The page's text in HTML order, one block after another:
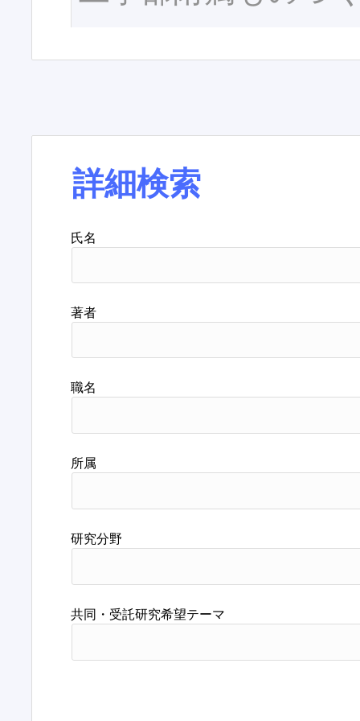
詳細検索
氏名
著者
職名
所属
研究分野
共同・受託研究希望テーマ